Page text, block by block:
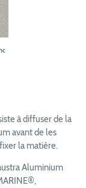
à diffuser de la
avant de les
la matière.
Aluminium